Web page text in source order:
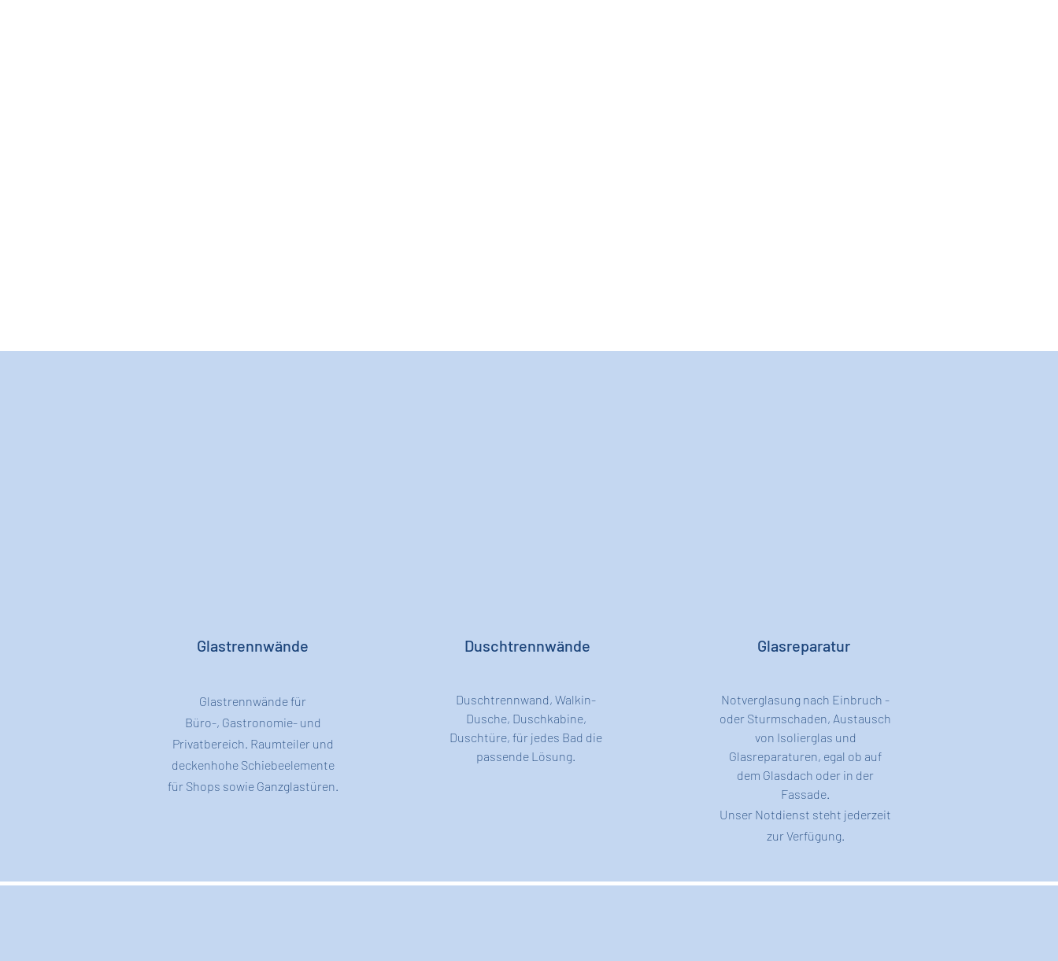
Glastrennwände
Glastrennwände für
Büro-, Gastronomie- und
Privatbereich. Raumteiler und
deckenhohe Schiebeelemente
für Shops sowie Ganzglastüren.
Duschtrennwände
Duschtrennwand, Walkin-
Dusche, Duschkabine,
Duschtüre, für jedes Bad die
passende Lösung.
Glasreparatur
Notverglasung nach Einbruch -
oder Sturmschaden, Austausch
von Isolierglas und
Glasreparaturen, egal ob auf
dem Glasdach oder in der
Fassade.
Unser Notdienst steht jederzeit
zur Verfügung.